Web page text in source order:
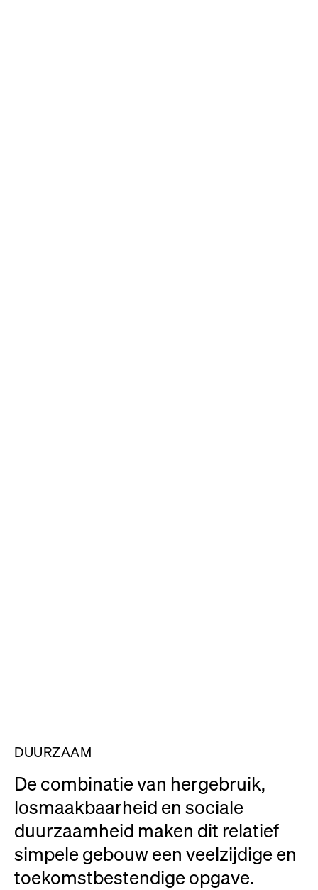
DUURZAAM
De combinatie van hergebruik,
losmaakbaarheid en sociale
duurzaamheid maken dit relatief
simpele gebouw een veelzijdige en
toekomstbestendige opgave.